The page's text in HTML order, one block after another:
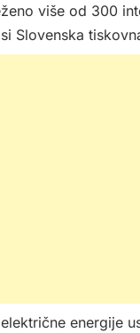
više od 300
Slovenska
energije